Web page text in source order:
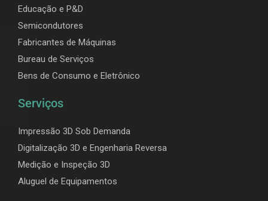
Educação e P&D
Semicondutores
Fabricantes de Máquinas
Bureau de Serviços
Bens de Consumo e Eletrônico
Serviços
Impressão 3D Sob Demanda
Digitalização 3D e Engenharia Reversa
Medição e Inspeção 3D
Aluguel de Equipamentos